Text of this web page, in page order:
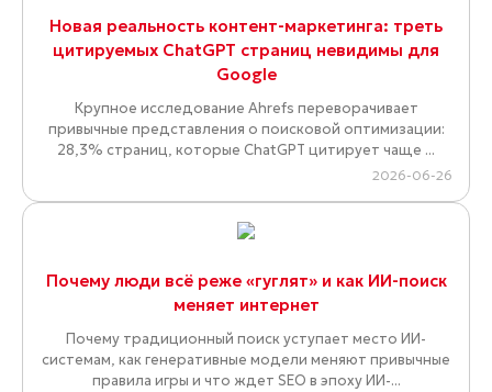
Новая реальность контент-маркетинга: треть
цитируемых ChatGPT страниц невидимы для
Google
Крупное исследование Ahrefs переворачивает
привычные представления о поисковой оптимизации:
28,3% страниц, которые ChatGPT цитирует чаще ...
2026-06-26
Почему люди всё реже «гуглят» и как ИИ-поиск
меняет интернет
Почему традиционный поиск уступает место ИИ-
системам, как генеративные модели меняют привычные
правила игры и что ждет SEO в эпоху ИИ-...